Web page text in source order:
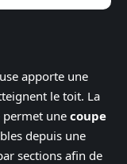
apporte une
le toit. La
permet une coupe
depuis une
sections afin de